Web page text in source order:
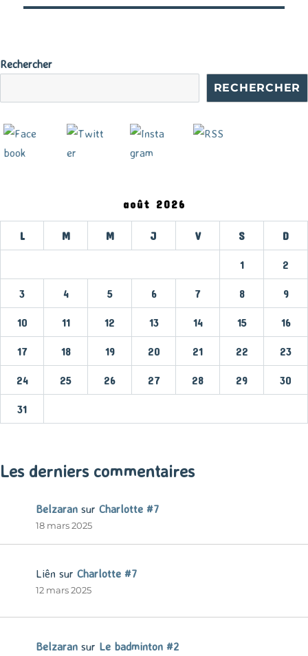
Rechercher
RECHERCHER
août 2026
L M M J V S D
1 2
3 4 5 6 7 8 9
10 11 12 13 14 15 16
17 18 19 20 21 22 23
24 25 26 27 28 29 30
31
Les derniers commentaires
Belzaran sur Charlotte #7
18 mars 2025
Liên sur Charlotte #7
12 mars 2025
Belzaran sur Le badminton #2